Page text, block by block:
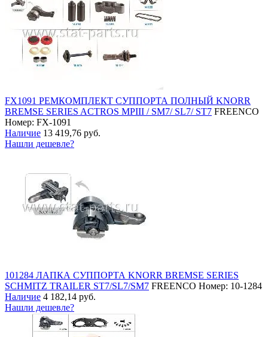
FX1091 РЕМКОМПЛЕКТ СУППОРТА ПОЛНЫЙ KNORR
BREMSE SERIES ACTROS MPIII / SM7/ SL7/ ST7 FREENCO
Номер: FX-1091
Наличие 13 419,76 руб.
Нашли дешевле?
101284 ЛАПКА СУППОРТА KNORR BREMSE SERIES
SCHMITZ TRAILER ST7/SL7/SM7 FREENCO Номер: 10-1284
Наличие 4 182,14 руб.
Нашли дешевле?